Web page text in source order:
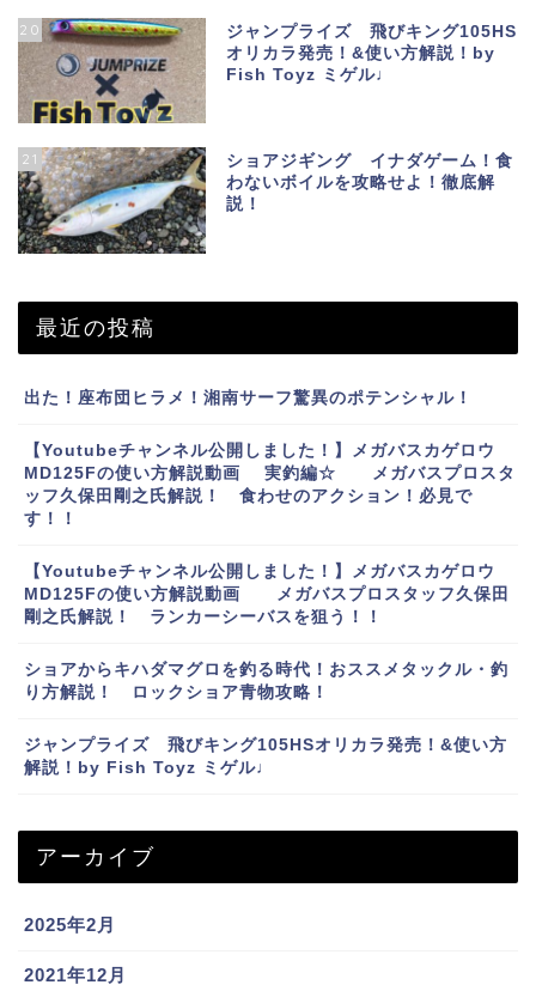
20
ジャンプライズ 飛びキング105HS
オリカラ発売！&使い方解説！by
Fish Toyz ミゲル♩
21
ショアジギング イナダゲーム！食
わないボイルを攻略せよ！徹底解
説！
最近の投稿
出た！座布団ヒラメ！湘南サーフ驚異のポテンシャル！
【Youtubeチャンネル公開しました！】メガバスカゲロウ
MD125Fの使い方解説動画 実釣編☆ メガバスプロスタ
ッフ久保田剛之氏解説！ 食わせのアクション！必見で
す！！
【Youtubeチャンネル公開しました！】メガバスカゲロウ
MD125Fの使い方解説動画 メガバスプロスタッフ久保田
剛之氏解説！ ランカーシーバスを狙う！！
ショアからキハダマグロを釣る時代！おススメタックル・釣
り方解説！ ロックショア青物攻略！
ジャンプライズ 飛びキング105HSオリカラ発売！&使い方
解説！by Fish Toyz ミゲル♩
アーカイブ
2025年2月
2021年12月